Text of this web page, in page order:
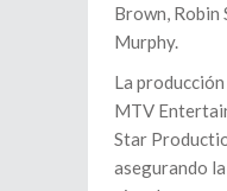
Brown, Robin
Murphy.
La
MTV
Star
asegurando